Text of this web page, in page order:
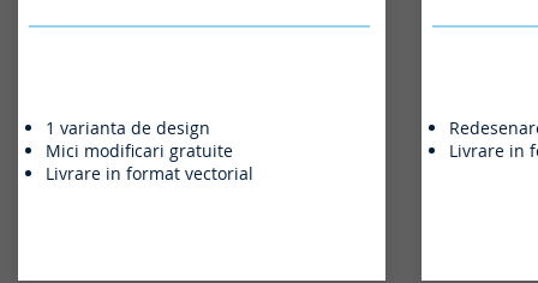
1 varianta de design
Mici modificari gratuite
Livrare in format vectorial
Livrare in